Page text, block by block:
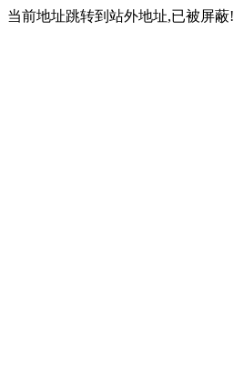
当前地址跳转到站外地址,已被屏蔽!